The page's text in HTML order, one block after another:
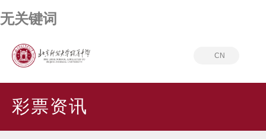
无关键词
CN
彩票资讯